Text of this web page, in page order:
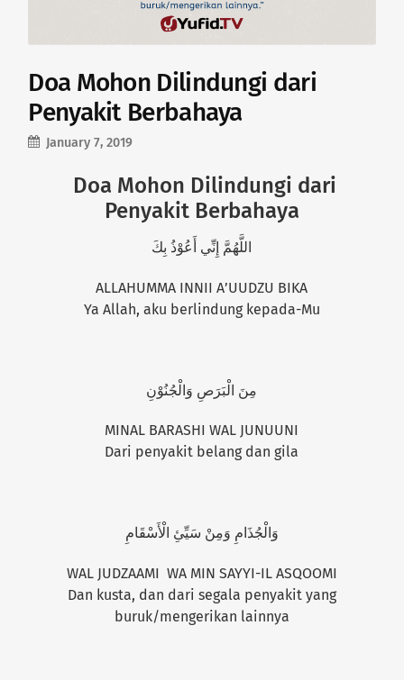
Doa Mohon Dilindungi dari
Penyakit Berbahaya
January 7, 2019
Doa Mohon Dilindungi dari
Penyakit Berbahaya
اللَّهُمَّ إِنِّي أَعُوْذُ بِكَ
ALLAHUMMA INNII A’UUDZU BIKA
Ya Allah, aku berlindung kepada-Mu
مِنَ الْبَرَصِ وَالْجُنُوْنِ
MINAL BARASHI WAL JUNUUNI
Dari penyakit belang dan gila
وَالْجُذَامِ وَمِنْ سَيِّئِ الْأَسْقَامِ
WAL JUDZAAMI WA MIN SAYYI-IL ASQOOMI
Dan kusta, dan dari segala penyakit yang
buruk/mengerikan lainnya